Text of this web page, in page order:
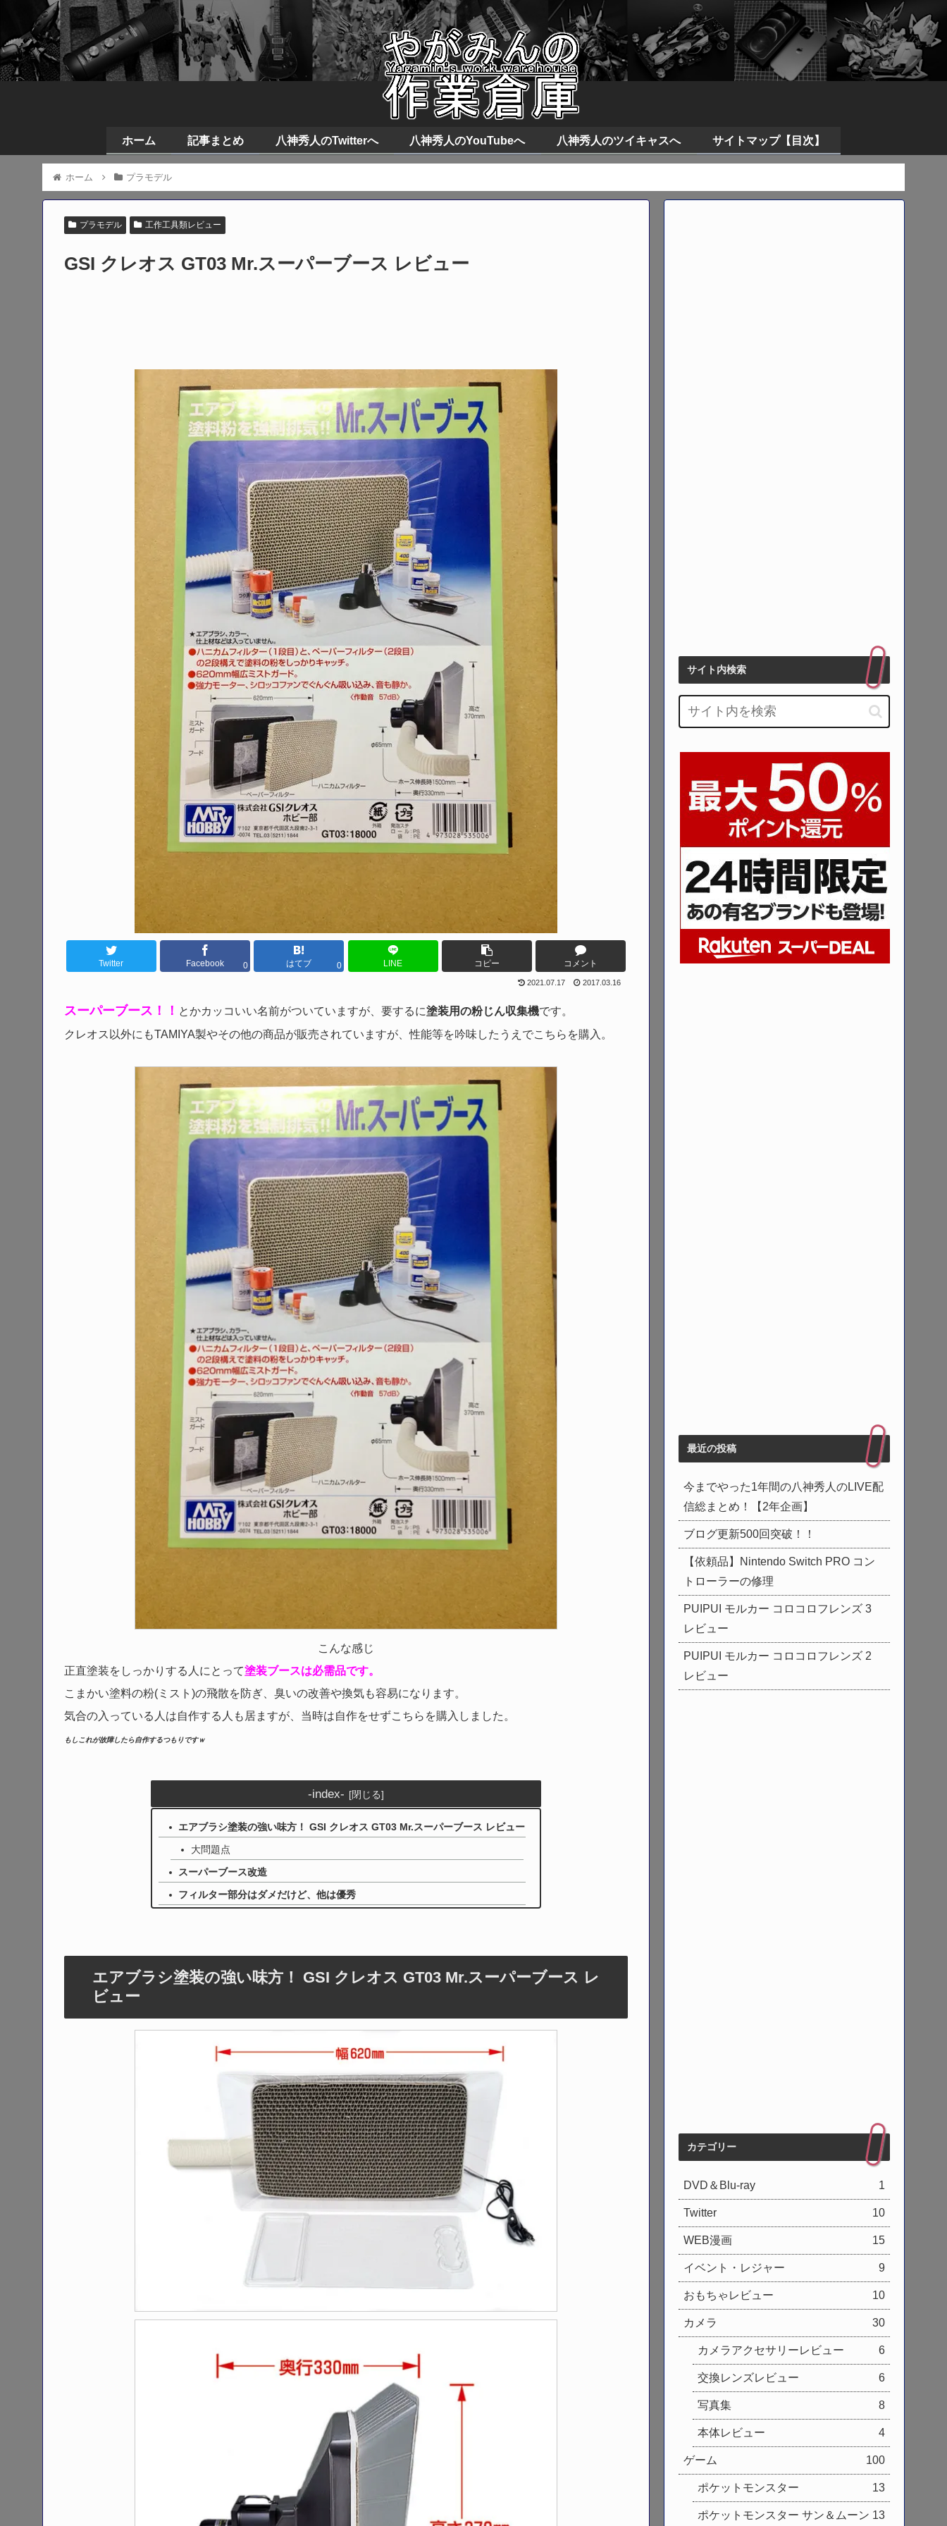
ホーム 記事まとめ 八神秀人のTwitterへ 八神秀人のYouTubeへ 八神秀人のツイキャスへ サイトマップ【目次】
ホーム プラモデル
プラモデル 工作工具類レビュー
GSI クレオス GT03 Mr.スーパーブース レビュー
Twitter Facebook 0 はてブ 0 LINE コピー コメント
2021.07.17 2017.03.16
スーパーブース！！ とかカッコいい名前がついていますが、要するに塗装用の粉じん収集機です。
クレオス以外にもTAMIYA製やその他の商品が販売されていますが、性能等を吟味したうえでこちらを購入。
こんな感じ
正直塗装をしっかりする人にとって塗装ブースは必需品です。
こまかい塗料の粉(ミスト)の飛散を防ぎ、臭いの改善や換気も容易になります。
気合の入っている人は自作する人も居ますが、当時は自作をせずこちらを購入しました。
もしこれが故障したら自作するつもりですｗ
-index-
エアブラシ塗装の強い味方！ GSI クレオス GT03 Mr.スーパーブース レビュー
大問題点
スーパーブース改造
フィルター部分はダメだけど、他は優秀
エアブラシ塗装の強い味方！ GSI クレオス GT03 Mr.スーパーブース レ
ビュー
サイト内検索
最近の投稿
今までやった1年間の八神秀人のLIVE配
信総まとめ！【2年企画】
ブログ更新500回突破！！
【依頼品】Nintendo Switch PRO コン
トローラーの修理
PUIPUI モルカー コロコロフレンズ 3
レビュー
PUIPUI モルカー コロコロフレンズ 2
レビュー
カテゴリー
DVD＆Blu-ray 1
Twitter 10
WEB漫画 15
イベント・レジャー 9
おもちゃレビュー 10
カメラ 30
カメラアクセサリーレビュー 6
交換レンズレビュー 6
写真集 8
本体レビュー 4
ゲーム 100
ポケットモンスター 13
ポケットモンスター サン＆ムーン 13